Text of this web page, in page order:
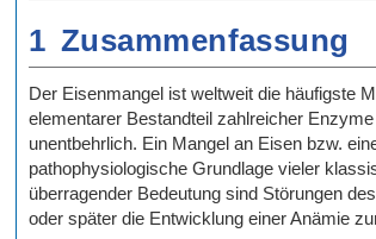
1 Zusammenfassung
Der Eisenmangel ist weltweit die häufigste
elementarer Bestandteil zahlreicher
unentbehrlich. Ein Mangel an Eisen bzw.
pathophysiologische Grundlage vieler
überragender Bedeutung sind Störungen
oder später die Entwicklung einer Anämie